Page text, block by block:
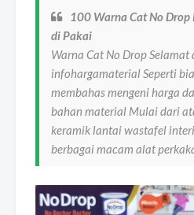
100 Warna Cat No
di Pakai
Warna Cat No Drop
infohargamaterial Seperti
membahas mengeni harga
bahan material Mulai dari
keramik lantai wastafel
berbagai macam alat